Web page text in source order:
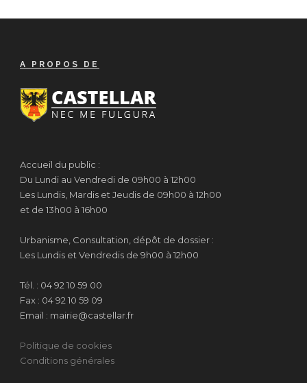
A PROPOS DE
Accueil du public :
Du Lundi au Vendredi de 09h00 à 12h00
Les Lundis, Mardis et Jeudis de 09h00 à 12h00
et de 13h00 à 16h00
Urbanisme, Consultation, dépôt de dossier :
Les Lundis et Vendredis de 9h00 à 12h00
Tél. : 04 92 10 59 00
Fax : 04 92 10 59 09
Email : mairie@castellar.fr
Politique de cookies
Conditions générales